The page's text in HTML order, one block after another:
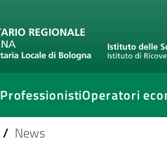
ProfessionistiOperatori
/ News